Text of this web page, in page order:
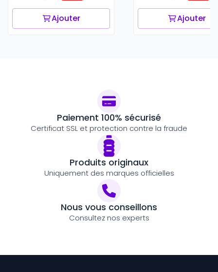
Ajouter Ajouter
Paiement 100% sécurisé
Certificat SSL et protection contre la fraude
Produits originaux
Uniquement des marques officielles
Nous vous conseillons
Consultez nos experts